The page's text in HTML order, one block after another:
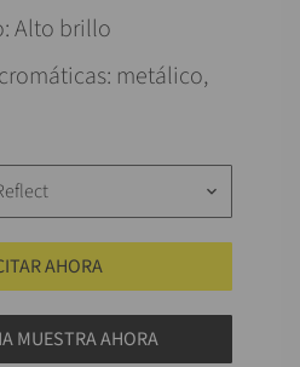
Alto brillo
metálico,
keyboard_arrow_down
AHORA
MUESTRA AHORA